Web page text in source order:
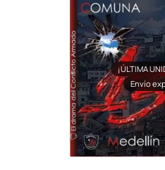
¡ÚLTIMA
Envío